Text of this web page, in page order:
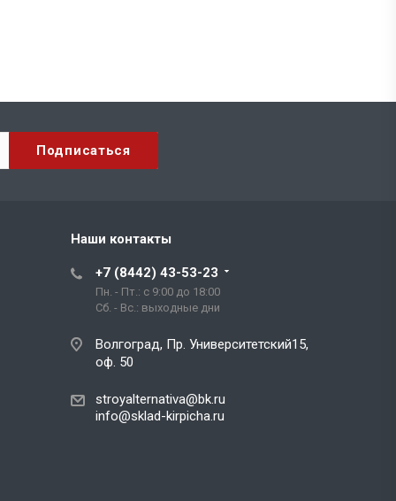
Наши контакты
+7 (8442) 43-53-23
Пн. - Пт.: с 9:00 до 18:00
Сб. - Вс.: выходные дни
Волгоград, Пр. Университетский15,
оф. 50
stroyalternativa@bk.ru
info@sklad-kirpicha.ru